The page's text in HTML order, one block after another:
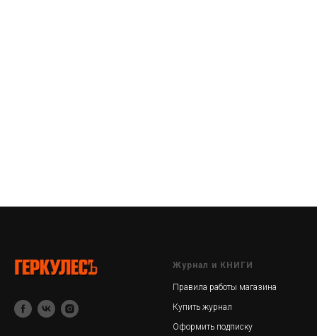
Журнал и КНИГИ
Правила работы магазина
Купить журнал
Оформить подписку